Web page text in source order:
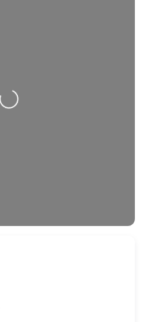
Nahrávání….